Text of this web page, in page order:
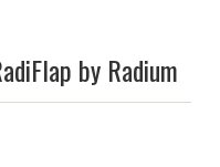
by Radium